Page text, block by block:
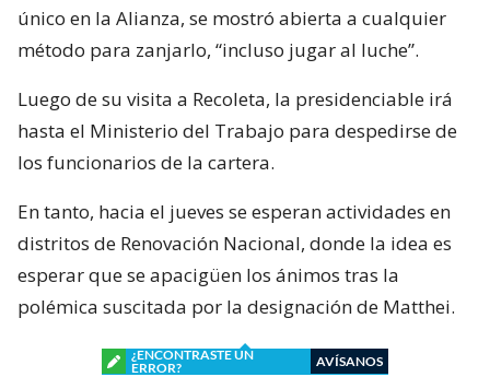
único en la Alianza, se mostró abierta a cualquier
método para zanjarlo, “incluso jugar al luche”.
Luego de su visita a Recoleta, la presidenciable irá
hasta el Ministerio del Trabajo para despedirse de
los funcionarios de la cartera.
En tanto, hacia el jueves se esperan actividades en
distritos de Renovación Nacional, donde la idea es
esperar que se apacigüen los ánimos tras la
polémica suscitada por la designación de Matthei.
¿ENCONTRASTE UN
ERROR?
AVÍSANOS